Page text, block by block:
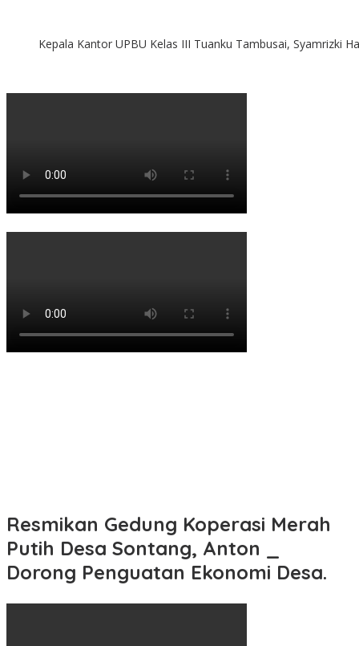
Kepala Kantor UPBU Kelas III Tuanku Tambusai, Syamrizki
Resmikan Gedung Koperasi Merah
Putih Desa Sontang, Anton _
Dorong Penguatan Ekonomi Desa.